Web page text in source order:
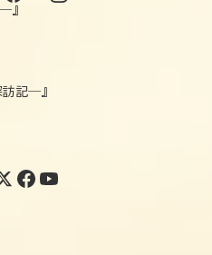
』
訪記―』